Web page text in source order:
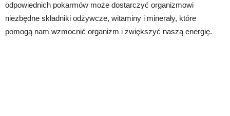
odpowiednich pokarmów może dostarczyć organizmowi
niezbędne składniki odżywcze, witaminy i minerały, które
pomogą nam wzmocnić organizm i zwiększyć naszą energię.